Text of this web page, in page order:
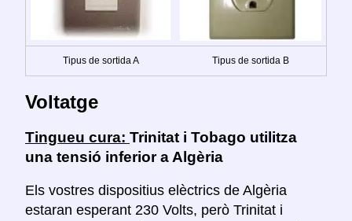
Tipus de sortida A Tipus de sortida B
Voltatge
Tingueu cura: Trinitat i Tobago utilitza
una tensió inferior a Algèria
Els vostres dispositius elèctrics de Algèria
estaran esperant 230 Volts, però Trinitat i